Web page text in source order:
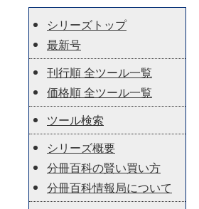
シリーズトップ
最新号
刊行順 全ツール一覧
価格順 全ツール一覧
ツール検索
シリーズ概要
分冊百科の賢い買い方
分冊百科情報局について